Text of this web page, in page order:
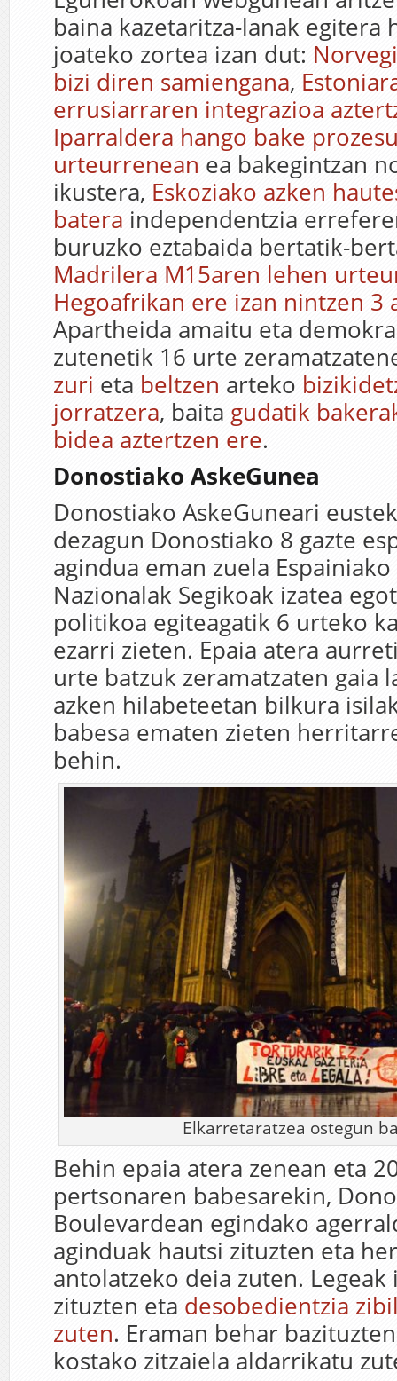
baina kazetaritza-lanak egitera
joateko zortea izan dut:
bizi diren samiengana,
errusiarraren integrazioa
Iparraldera hango bake
urteurrenean ea bakegintzan
ikustera, Eskoziako azken
batera independentzia
buruzko eztabaida bertatik-
Madrilera M15aren lehen
Hegoafrikan ere izan nintzen 3
Apartheida amaitu eta
zutenetik 16 urte
zuri eta beltzen arteko
jorratzera, baita gudatik
bidea aztertzen ere.
Donostiako AskeGunea
Donostiako AskeGuneari
dezagun Donostiako 8 gazte
agindua eman zuela
Nazionalak Segikoak izatea
politikoa egiteagatik 6 urteko
ezarri zieten. Epaia atera
urte batzuk zeramatzaten gaia
azken hilabeteetan bilkura
babesa ematen zieten
behin.
Elkarretaratzea ostegun
Behin epaia atera zenean eta
pertsonaren babesarekin,
Boulevardean egindako
aginduak hautsi zituzten eta
antolatzeko deia zuten.
zituzten eta desobedientzia
zuten. Eraman behar
kostako zitzaiela aldarrikatu